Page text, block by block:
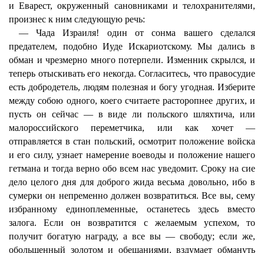
и Еварест, окруженный сановниками и телохранителями,
произнес к ним следующую речь:
— Чада Израиля! один от сонма вашего сделался
предателем, подобно Иуде Искариотскому. Мы дались в
обман и чрезмерно много потерпели. Изменник скрылся, и
теперь отыскивать его некогда. Согласитесь, что правосудие
есть добродетель, людям полезная и богу угодная. Изберите
между собою одного, коего считаете расторопнее других, и
пусть он сейчас — в виде ли польского шляхтича, или
малороссийского переметчика, или как хочет —
отправляется в стан польский, осмотрит положение войска
и его силу, узнает намерение воеводы и положение нашего
гетмана и тогда верно обо всем нас уведомит. Сроку на сие
дело целого дня для доброго жида весьма довольно, ибо в
сумерки он непременно должен возвратиться. Все вы, сему
избранному единоплеменные, останетесь здесь вместо
залога. Если он возвратится с желаемым успехом, то
получит богатую награду, а все вы — свободу; если же,
обольщенный золотом и обещаниями, вздумает обмануть